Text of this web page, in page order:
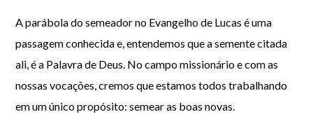
A parábola do semeador no Evangelho de Lucas é uma
passagem conhecida e, entendemos que a semente citada
ali, é a Palavra de Deus. No campo missionário e com as
nossas vocações, cremos que estamos todos trabalhando
em um único propósito: semear as boas novas.